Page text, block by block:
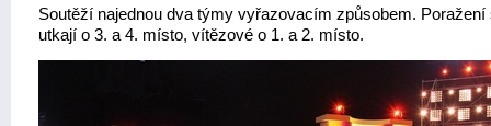
Soutěží najednou dva týmy vyřazovacím způsobem. Poražení
utkají o 3. a 4. místo, vítězové o 1. a 2. místo.